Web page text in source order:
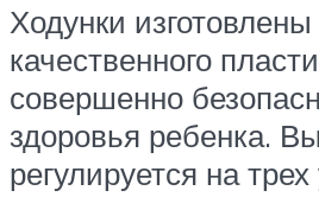
Ходунки изготовлены
качественного
совершенно
здоровья ребенка.
регулируется на